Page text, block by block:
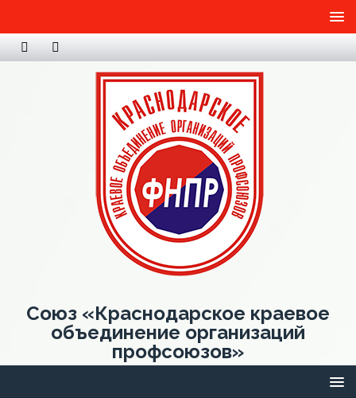
Союз «Краснодарское краевое
объединение организаций
профсоюзов»